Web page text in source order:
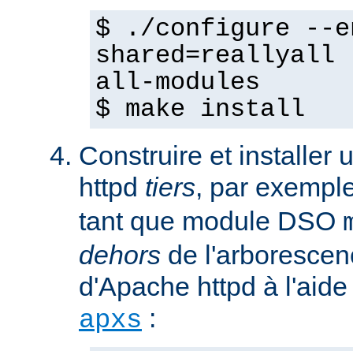
$ ./configure --
shared=reallyall
all-modules
$ make install
Construire et installer
httpd tiers, par
tant que module DSO
dehors de
d'Apache httpd à
apxs :